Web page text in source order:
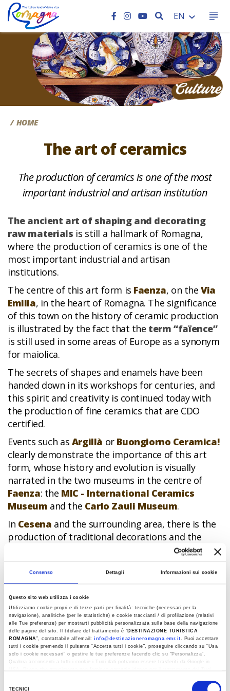
Consenso Dettagli Informazioni sui cookie
Questo sito web utilizza i cookie
Utilizziamo cookie propri e di terze parti per finalità: tecniche (necessari per la
navigazione), analitiche (per le statistiche) e cookie traccianti / di profilazione (relativi
alle Tue preferenze) per mostrarti pubblicità personalizzata sulla base della navigazione
delle pagine del sito. Il titolare del trattamento è “ DESTINAZIONE TURISTICA
ROMAGNA”, contattabile all'email:info@destinazioneromagna.emr.it. Puoi accettare
tutti i cookie premendo il pulsante “Accetta tutti i cookie”, proseguire cliccando su “Usa
solo i cookie necessari" o gestire le tue preferenze facendo clic su “Personalizza”.
Qualora acconsenti a tutti i cookie i Tuoi dati potranno essere trasferiti da Google in
TECNICI
SEARCH
EN
CC
HOME
The art of ceramics
The production of ceramics is one of the most
important industrial and artisan institution
The ancient art of shaping and decorating
raw materials is still a hallmark of Romagna,
where the production of ceramics is one of the
most important industrial and artisan
institutions.
The centre of this art form is Faenza, on theVia
Emilia, in the heart of Romagna. The significance
of this town on the history of ceramic production
is illustrated by the fact that the term “faïence”
is still used in some areas of Europe as a synonym
for maiolica.
The secrets of shapes and enamels have been
handed down in its workshops for centuries, and
this spirit and creativity is continued today with
the production of fine ceramics that are CDO
certified.
Events such as Argillà or Buongiorno Ceramica!
clearly demonstrate the importance of this art
form, whose history and evolution is visually
narrated in the two museums in the centre of
Faenza: the MIC - International Ceramics
Museum and the Carlo Zauli Museum.
In Cesena and the surrounding area, there is the
production of traditional decorations and the
used to cook
Romagna’s famouspiadina[a thin, Italian
flatbread], whose historic production centre is
InRimini,MontescudoandMontefiore Conca
there are ancient workshops specialised in
ceramic art and maiolica decorationswith a
focus on the conservation of popular wisdom,
which are a fascinating place to visit for those